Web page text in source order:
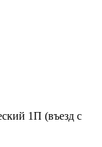
1П (въезд с